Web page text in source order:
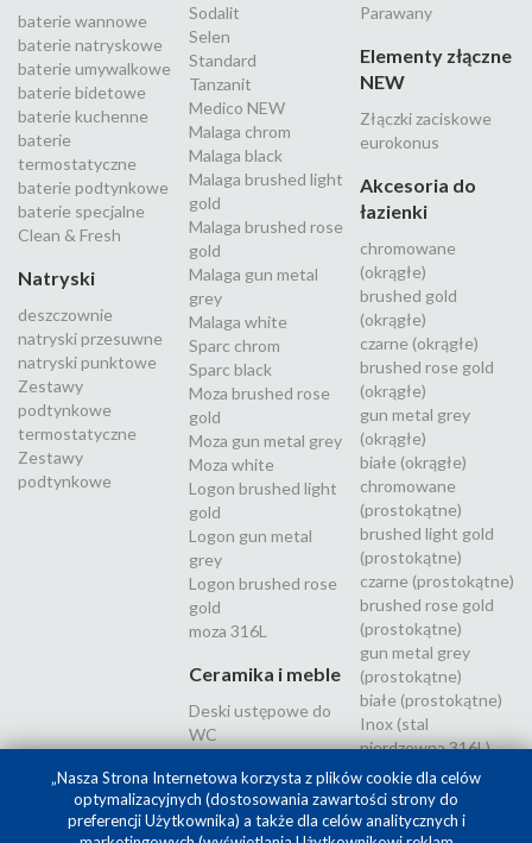
baterie wannowe
baterie natryskowe
baterie umywalkowe
baterie bidetowe
baterie kuchenne
baterie
termostatyczne
baterie podtynkowe
baterie specjalne
Clean & Fresh
Natryski
deszczownie
natryski przesuwne
natryski punktowe
Zestawy
podtynkowe
termostatyczne
Zestawy
podtynkowe
Sodalit
Selen
Standard
Tanzanit
Medico NEW
Malaga chrom
Malaga black
Malaga brushed light
gold
Malaga brushed rose
gold
Malaga gun metal
grey
Malaga white
Sparc chrom
Sparc black
Moza brushed rose
gold
Moza gun metal grey
Moza white
Logon brushed light
gold
Logon gun metal
grey
Logon brushed rose
gold
moza 316L
Ceramika i meble
Deski ustępowe do
WC
Parawany
Elementy złączne
NEW
Złączki zaciskowe
eurokonus
Akcesoria do
łazienki
chromowane
(okrągłe)
brushed gold
(okrągłe)
czarne (okrągłe)
brushed rose gold
(okrągłe)
gun metal grey
(okrągłe)
białe (okrągłe)
chromowane
(prostokątne)
brushed light gold
(prostokątne)
czarne (prostokątne)
brushed rose gold
(prostokątne)
gun metal grey
(prostokątne)
białe (prostokątne)
Inox (stal
nierdzewna 316L)
„Nasza Strona Internetowa korzysta z plików cookie dla celów
optymalizacyjnych (dostosowania zawartości strony do
preferencji Użytkownika) a także dla celów analitycznych i